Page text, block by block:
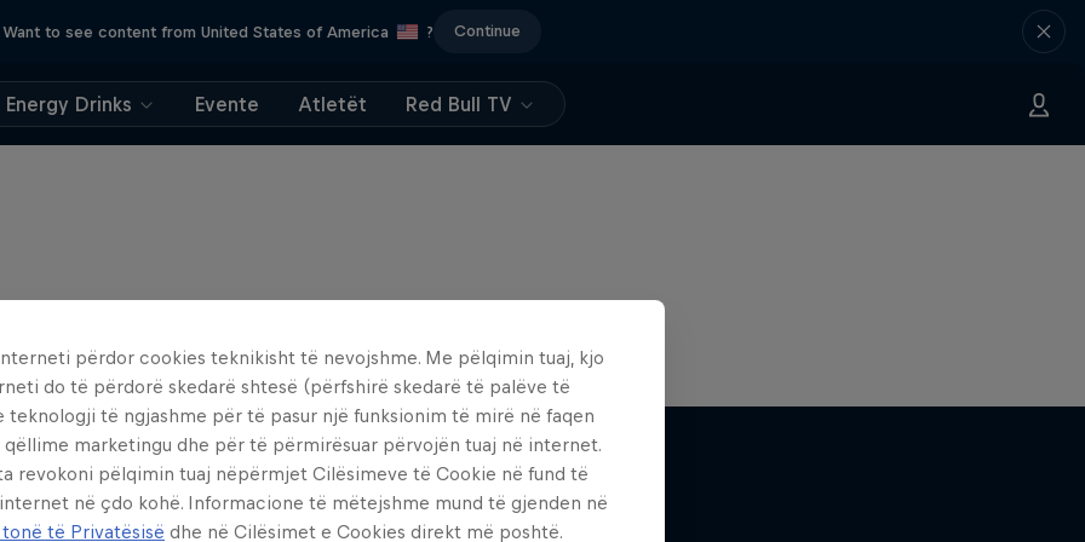
Want to see content from United States of America ? Continue
Energy Drinks Evente Atletët Red Bull TV
përdor cookies teknikisht të nevojshme. Me pëlqimin tuaj, kjo
do të përdorë skedarë shtesë (përfshirë skedarë të palëve të
teknologji të ngjashme për të pasur një funksionim të mirë në faqen
marketingu dhe për të përmirësuar përvojën tuaj në internet.
revokoni pëlqimin tuaj nëpërmjet Cilësimeve të Cookie në fund të
në çdo kohë. Informacione të mëtejshme mund të gjenden në
të Privatësisë dhe në Cilësimet e Cookies direkt më poshtë.